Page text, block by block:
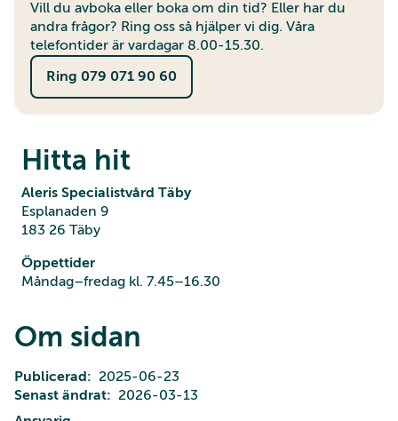
Vill du avboka eller boka om din tid? Eller har du
andra frågor? Ring oss så hjälper vi dig. Våra
telefontider är vardagar 8.00-15.30.
Ring 079 071 90 60
Hitta hit
Aleris Specialistvård Täby
Esplanaden 9
183 26 Täby
Öppettider
Måndag–fredag kl. 7.45–16.30
Om sidan
Publicerad
2025-06-23
Senast ändrat
2026-03-13